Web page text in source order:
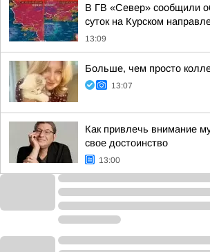
В ГВ «Север» сообщили
суток на Курском
13:09
Больше, чем просто
13:07
Как привлечь внимание
свое достоинство
13:00